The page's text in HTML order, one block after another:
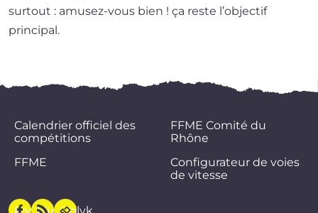
sur­tout : amusez-vous bien ! ça reste l’ob­jec­tif
principal.
Calendrier officiel des
compétitions
FFME
FFME Comité du
Rhône
Configurateur de voies
de vitesse